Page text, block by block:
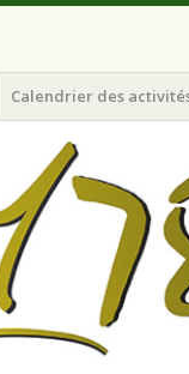
du N-O de l'Ile
Calendrier des